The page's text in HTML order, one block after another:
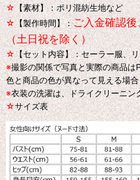
☆【素材】：ポリ混紡生地など
☆【製作時間】：ご入金確認
（土日祝を除く）
☆【セット内容】：セーラー服、
※撮影の関係で写真と実際の商品
色と商品の色が異なって見える場
※衣装の洗濯は、ドライクリーニン
☆サイズ表